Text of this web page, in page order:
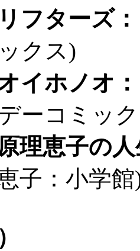
フターズ
クス)
イホノオ
ーコミッ
理恵子の
子：小学館